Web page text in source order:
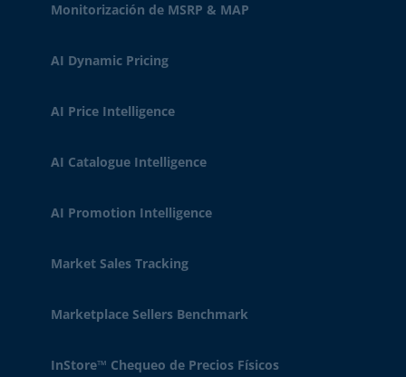
Monitorización de MSRP & MAP
AI Dynamic Pricing
AI Price Intelligence
AI Catalogue Intelligence
AI Promotion Intelligence
Market Sales Tracking
Marketplace Sellers Benchmark
InStore™ Chequeo de Precios Físicos